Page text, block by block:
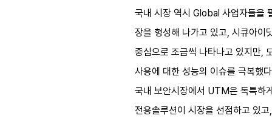
국내 시장 역시 Global 사업자들
장을 형성해 나가고 있고, 시큐아
중심으로 조금씩 나타나고 있지만,
사용에 대한 성능의 이슈를 극복했
국내 보안시장에서 UTM은 독특
전용솔루션이 시장을 선점하고 있